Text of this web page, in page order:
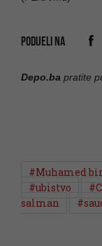
PODIJELI NA
Depo.ba pratite
#Muhamed
#ubistvo
salman